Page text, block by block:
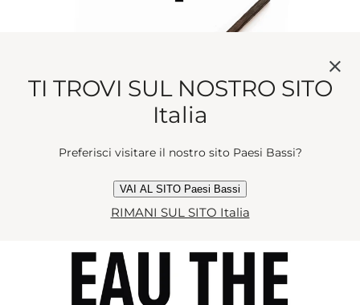
TI TROVI SUL NOSTRO SITO
Italia
Preferisci visitare il nostro sito Paesi Bassi?
VAI AL SITO Paesi Bassi
RIMANI SUL SITO Italia